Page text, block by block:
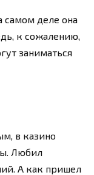
самом деле она
к сожалению,
заниматься
в казино
Любил
А как пришел